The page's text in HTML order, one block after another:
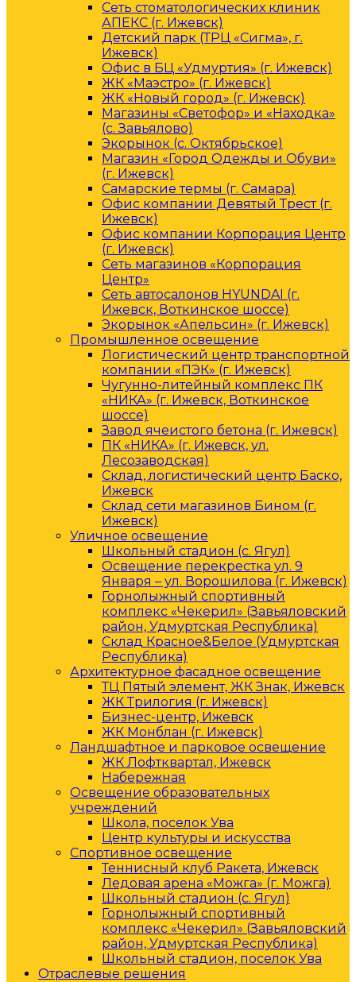
Сеть стоматологических клиник
АПЕКС (г. Ижевск)
Детский парк (ТРЦ «Сигма», г.
Ижевск)
Офис в БЦ «Удмуртия» (г. Ижевск)
ЖК «Маэстро» (г. Ижевск)
ЖК «Новый город» (г. Ижевск)
Магазины «Светофор» и «Находка»
(с. Завьялово)
Экорынок (с. Октябрьское)
Магазин «Город Одежды и Обуви»
(г. Ижевск)
Самарские термы (г. Самара)
Офис компании Девятый Трест (г.
Ижевск)
Офис компании Корпорация Центр
(г. Ижевск)
Сеть магазинов «Корпорация
Центр»
Сеть автосалонов HYUNDAI (г.
Ижевск, Воткинское шоссе)
Экорынок «Апельсин» (г. Ижевск)
Промышленное освещение
Логистический центр транспортной
компании «ПЭК» (г. Ижевск)
Чугунно-литейный комплекс ПК
«НИКА» (г. Ижевск, Воткинское
шоссе)
Завод ячеистого бетона (г. Ижевск)
ПК «НИКА» (г. Ижевск, ул.
Лесозаводская)
Склад, логистический центр Баско,
Ижевск
Склад сети магазинов Бином (г.
Ижевск)
Уличное освещение
Школьный стадион (с. Ягул)
Освещение перекрестка ул. 9
Января – ул. Ворошилова (г. Ижевск)
Горнолыжный спортивный
комплекс «Чекерил» (Завьяловский
район, Удмуртская Республика)
Склад Красное&Белое (Удмуртская
Республика)
Архитектурное фасадное освещение
ТЦ Пятый элемент, ЖК Знак, Ижевск
ЖК Трилогия (г. Ижевск)
Бизнес-центр, Ижевск
ЖК Монблан (г. Ижевск)
Ландшафтное и парковое освещение
ЖК Лофтквартал, Ижевск
Набережная
Освещение образовательных
учреждений
Школа, поселок Ува
Центр культуры и искусства
Спортивное освещение
Теннисный клуб Ракета, Ижевск
Ледовая арена «Можга» (г. Можга)
Школьный стадион (с. Ягул)
Горнолыжный спортивный
комплекс «Чекерил» (Завьяловский
район, Удмуртская Республика)
Школьный стадион, поселок Ува
Отраслевые решения